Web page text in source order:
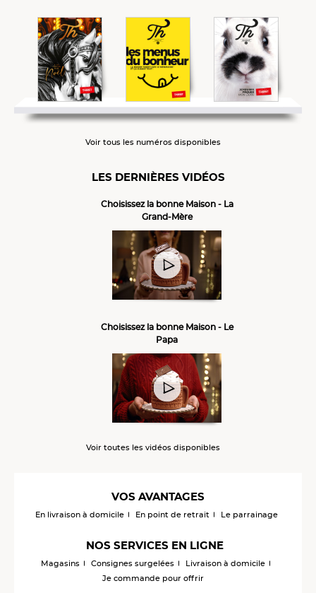
Voir tous les numéros disponibles
LES DERNIÈRES VIDÉOS
Choisissez la bonne Maison - La
Grand-Mère
Choisissez la bonne Maison - Le
Papa
Voir toutes les vidéos disponibles
VOS AVANTAGES
En livraison à domicile En point de retrait Le parrainage
NOS SERVICES EN LIGNE
Magasins Consignes surgelées
Livraison à domicile
Je commande pour offrir